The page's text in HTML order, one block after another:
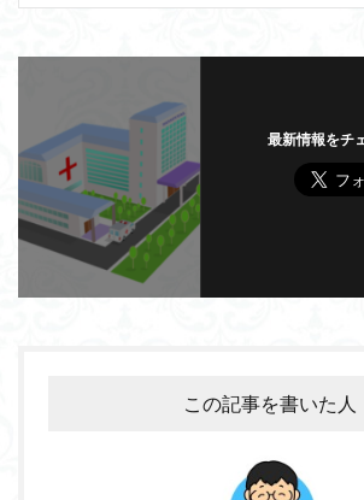
最新情報をチ
この記事を書いた人